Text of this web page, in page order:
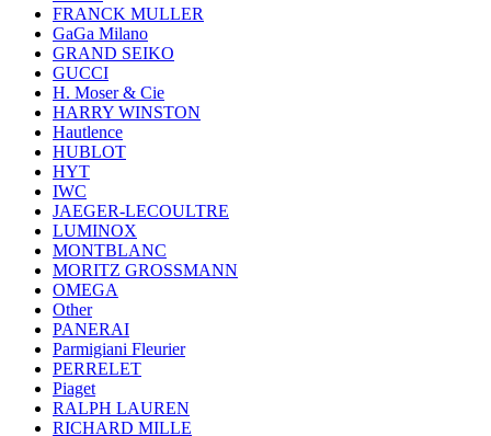
FRANCK MULLER
GaGa Milano
GRAND SEIKO
GUCCI
H. Moser & Cie
HARRY WINSTON
Hautlence
HUBLOT
HYT
IWC
JAEGER-LECOULTRE
LUMINOX
MONTBLANC
MORITZ GROSSMANN
OMEGA
Other
PANERAI
Parmigiani Fleurier
PERRELET
Piaget
RALPH LAUREN
RICHARD MILLE